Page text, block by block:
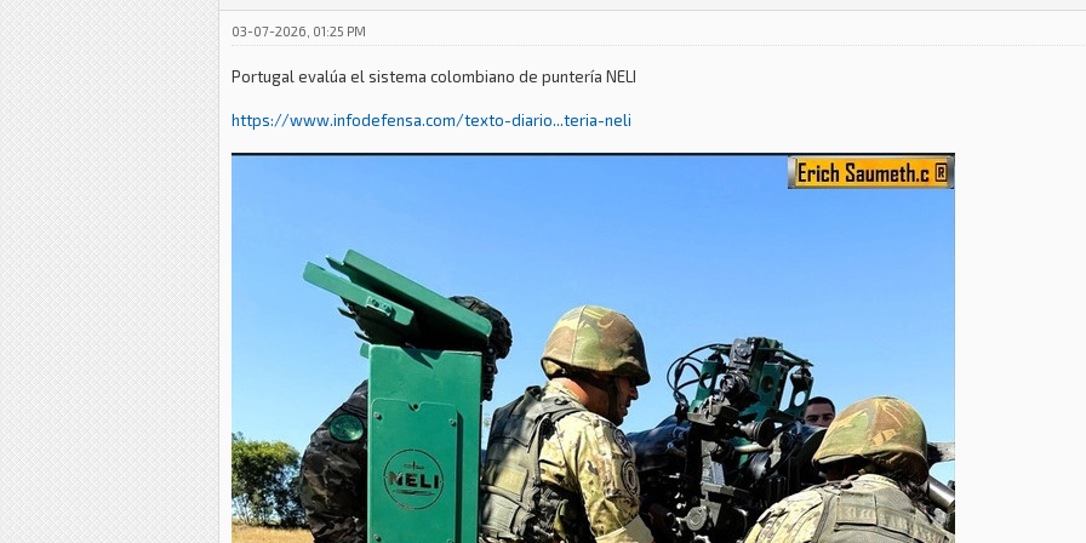
03-07-2026, 01:25 PM
Portugal evalúa el sistema colombiano de puntería NELI
https://www.infodefensa.com/texto-diario...teria-neli